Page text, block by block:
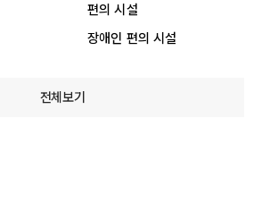
편의 시설
장애인 편의 시설
전체보기